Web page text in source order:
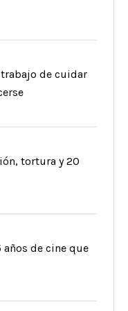
de cuidar
tortura y 20
años de cine que